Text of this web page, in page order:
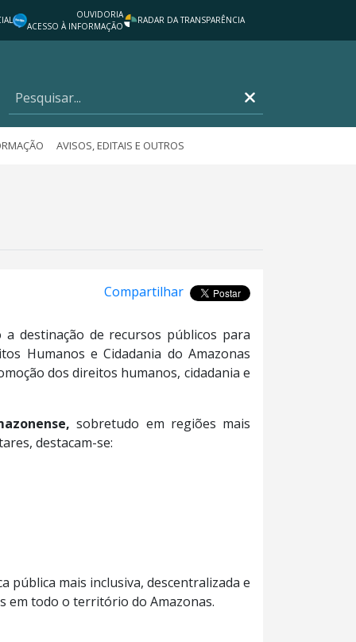
OUVIDORIA
ACESSO À INFORMAÇÃO
RADAR DA TRANSPARÊNCIA
AVISOS, EDITAIS E OUTROS
Compartilhar
destinação de recursos públicos para
Humanos e Cidadania do Amazonas
dos direitos humanos, cidadania e
sobretudo em regiões mais
destacam-se:
pública mais inclusiva, descentralizada e
em todo o território do Amazonas.